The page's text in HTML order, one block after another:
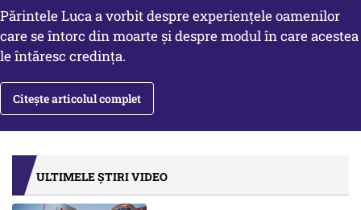
Părintele Luca a vorbit despre experiențele oamenilor
care se întorc din moarte și despre modul în care acestea
le întăresc credința.
Citește articolul complet
ULTIMELE ȘTIRI VIDEO